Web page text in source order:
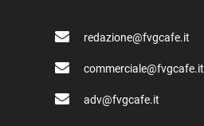
redazione@fvgcafe.it
commerciale@fvgcafe.it
adv@fvgcafe.it